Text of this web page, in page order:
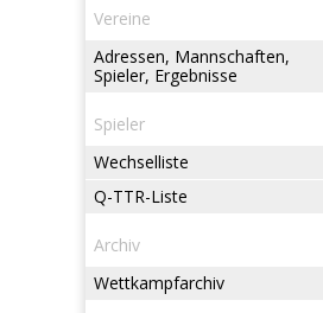
Vereine
Adressen, Mannschaften,
Spieler, Ergebnisse
Spieler
Wechselliste
Q-TTR-Liste
Archiv
Wettkampfarchiv